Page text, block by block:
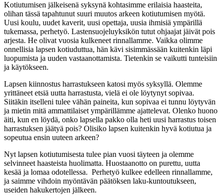
Kotiutumisen jälkeisenä syksynä kohtasimme erilaisia haasteita,
olihan tässä tapahtunut suuri muutos arkeen kotiutumisen myötä.
Uusi koulu, uudet kaverit, uusi opettaja, uusia ihmisiä ympärillä
tukemassa, perhetyö. Lastensuojeluyksikön tutut ohjaajat jäivät pois
arjesta. He olivat vuosia kulkeneet rinnallamme. Vaikka olimme
onnellisia lapsen kotiuduttua, hän kävi sisimmässään kuitenkin läpi
luopumista ja uuden vastaanottamista. Tietenkin se vaikutti tunteisiin
ja käytökseen.
Lapsen kiinnostus harrastukseen katosi myös syksyllä. Olemme
yrittäneet etsiä uutta harrastusta, vielä ei ole löytynyt sopivaa.
Siitäkin itselleni tulee vähän paineita, kun sopivaa ei tunnu löytyvän
ja mietin mitä ammattilaiset ympärillämme ajattelevat. Olenko huono
äiti, kun en löydä, onko lapsella pakko olla heti uusi harrastus toisen
harrastuksen jäätyä pois? Olisiko lapsen kuitenkin hyvä kotiutua ja
sopeutua ensin uuteen arkeen?
Nyt lapsen kotiutumisesta tulee pian vuosi täyteen ja olemme
selvinneet haasteista huolimatta. Huostaanotto on purettu, uutta
kesää ja lomaa odotellessa. Perhetyö kulkee edelleen rinnallamme,
ja saimme vihdoin myöntävän päätöksen laku-kuntoutukseen,
useiden hakukertojen jälkeen.